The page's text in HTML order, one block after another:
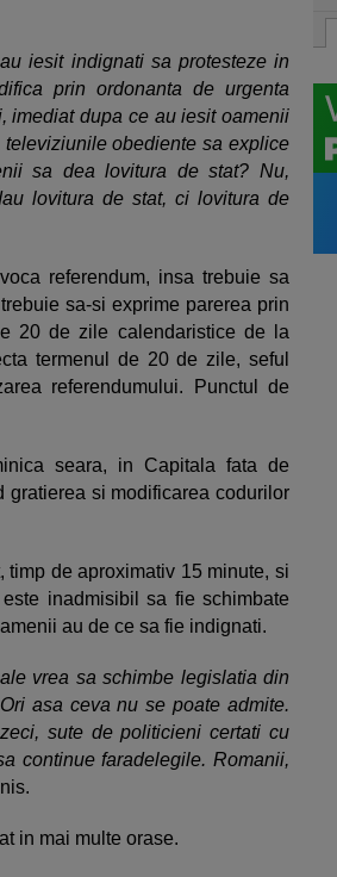
iesit indignati sa protesteze in
prin ordonanta de urgenta
imediat dupa ce au iesit oamenii
obediente sa explice
sa dea lovitura de stat? Nu,
lovitura de stat, ci lovitura de
referendum, insa trebuie sa
sa-si exprime parerea prin
20 de zile calendaristice de la
termenul de 20 de zile, seful
referendumului. Punctul de
seara, in Capitala fata de
gratierea si modificarea codurilor
timp de aproximativ 15 minute, si
inadmisibil sa fie schimbate
au de ce sa fie indignati.
vrea sa schimbe legislatia din
asa ceva nu se poate admite.
sute de politicieni certati cu
continue faradelegile. Romanii,
in mai multe orase.